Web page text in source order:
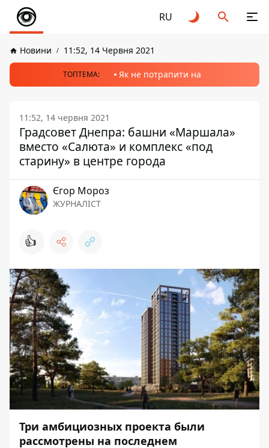
RU
Новини 11:52, 14 Червня 2021
ТОПТЕМА: Як не потрапити на
11:52, 14 червня 2021
Градсовет Днепра: башни «Маршала»
вместо «Салюта» и комплекс «под
старину» в центре города
Єгор Мороз
ЖУРНАЛІСТ
👍
Три амбициозных проекта были
рассмотрены на последнем